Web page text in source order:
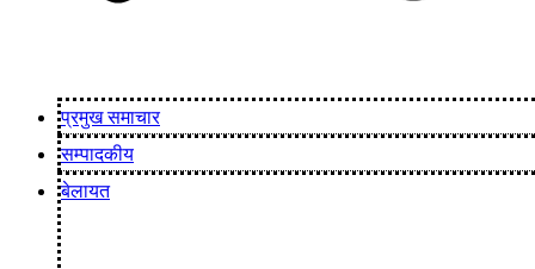
प्रमुख समाचार
सम्पादकीय
बेलायत